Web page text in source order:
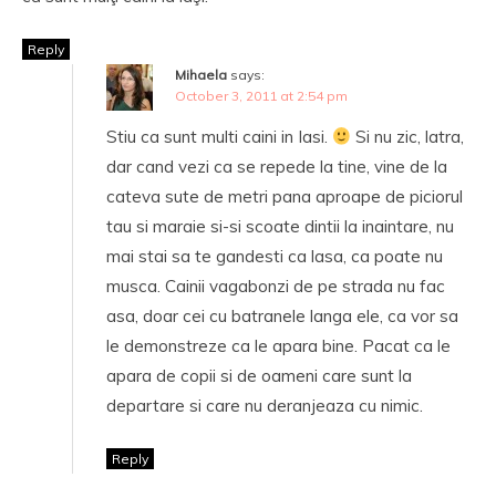
Reply
Mihaela says:
October 3, 2011 at 2:54 pm
Stiu ca sunt multi caini in Iasi.
Si nu zic, latra,
dar cand vezi ca se repede la tine, vine de la
cateva sute de metri pana aproape de piciorul
tau si maraie si-si scoate dintii la inaintare, nu
mai stai sa te gandesti ca lasa, ca poate nu
musca. Cainii vagabonzi de pe strada nu fac
asa, doar cei cu batranele langa ele, ca vor sa
le demonstreze ca le apara bine. Pacat ca le
apara de copii si de oameni care sunt la
departare si care nu deranjeaza cu nimic.
Reply